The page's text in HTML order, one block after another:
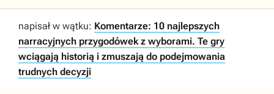
napisał w wątku: Komentarze: 10 najlepszych
narracyjnych przygodówek z wyborami. Te gry
wciągają historią i zmuszają do podejmowania
trudnych decyzji